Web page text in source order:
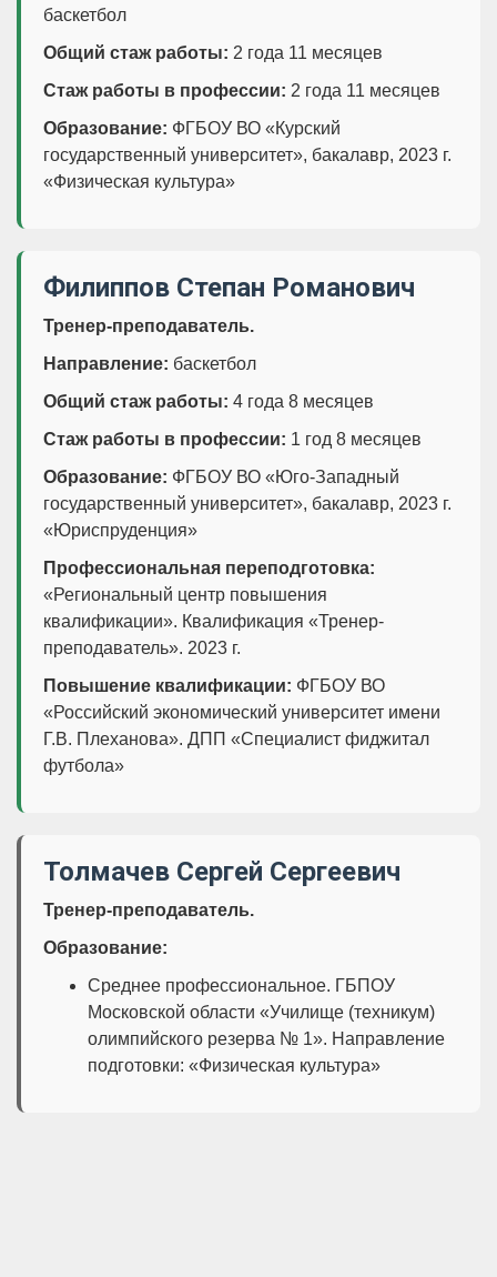
баскетбол
Общий стаж работы: 2 года 11 месяцев
Стаж работы в профессии: 2 года 11 месяцев
Образование: ФГБОУ ВО «Курский
государственный университет», бакалавр, 2023 г.
«Физическая культура»
Филиппов Степан Романович
Тренер-преподаватель.
Направление: баскетбол
Общий стаж работы: 4 года 8 месяцев
Стаж работы в профессии: 1 год 8 месяцев
Образование: ФГБОУ ВО «Юго-Западный
государственный университет», бакалавр, 2023 г.
«Юриспруденция»
Профессиональная переподготовка:
«Региональный центр повышения
квалификации». Квалификация «Тренер-
преподаватель». 2023 г.
Повышение квалификации: ФГБОУ ВО
«Российский экономический университет имени
Г.В. Плеханова». ДПП «Специалист фиджитал
футбола»
Толмачев Сергей Сергеевич
Тренер-преподаватель.
Образование:
Среднее профессиональное. ГБПОУ
Московской области «Училище (техникум)
олимпийского резерва № 1». Направление
подготовки: «Физическая культура»